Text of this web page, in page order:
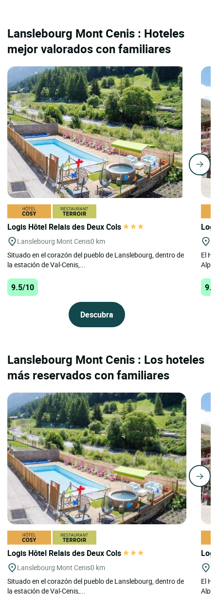
Lanslebourg Mont Cenis : Hoteles
mejor valorados con familiares
Logis Hôtel Relais des Deux Cols
Lanslebourg Mont Cenis0 km
Situado en el corazón del pueblo de Lanslebourg, dentro de
la estación de Val-Cenis,...
9.5/10
Descubra
El
Lanslebourg Mont Cenis : Los hoteles
más reservados con familiares
Logis Hôtel Relais des Deux Cols
Lanslebourg Mont Cenis0 km
Situado en el corazón del pueblo de Lanslebourg, dentro de
la estación de Val-Cenis,...
El